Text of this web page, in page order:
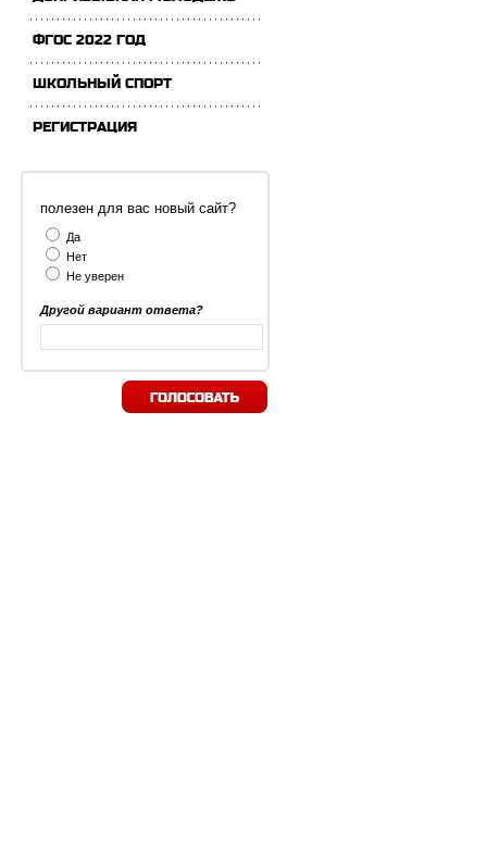
ФГОС 2022 ГОД
ШКОЛЬНЫЙ СПОРТ
РЕГИСТРАЦИЯ
полезен для вас новый сайт?
Да
Нет
Не уверен
Другой вариант ответа?